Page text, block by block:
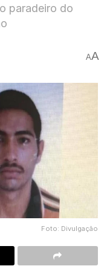
paradeiro do
AA
Foto: Divulgação